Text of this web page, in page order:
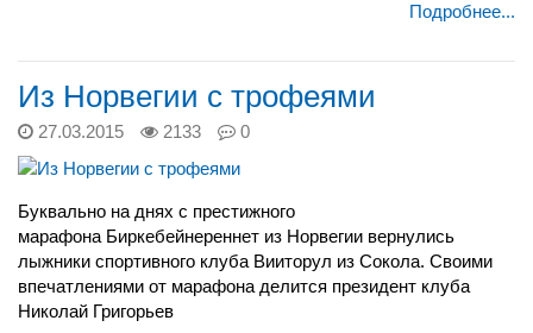
Подробнее...
Из Норвегии с трофеями
27.03.2015 2133 0
Буквально на днях с престижного
марафона Биркебейнереннет из Норвегии вернулись
лыжники спортивного клуба Вииторул из Сокола. Своими
впечатлениями от марафона делится президент клуба
Николай Григорьев